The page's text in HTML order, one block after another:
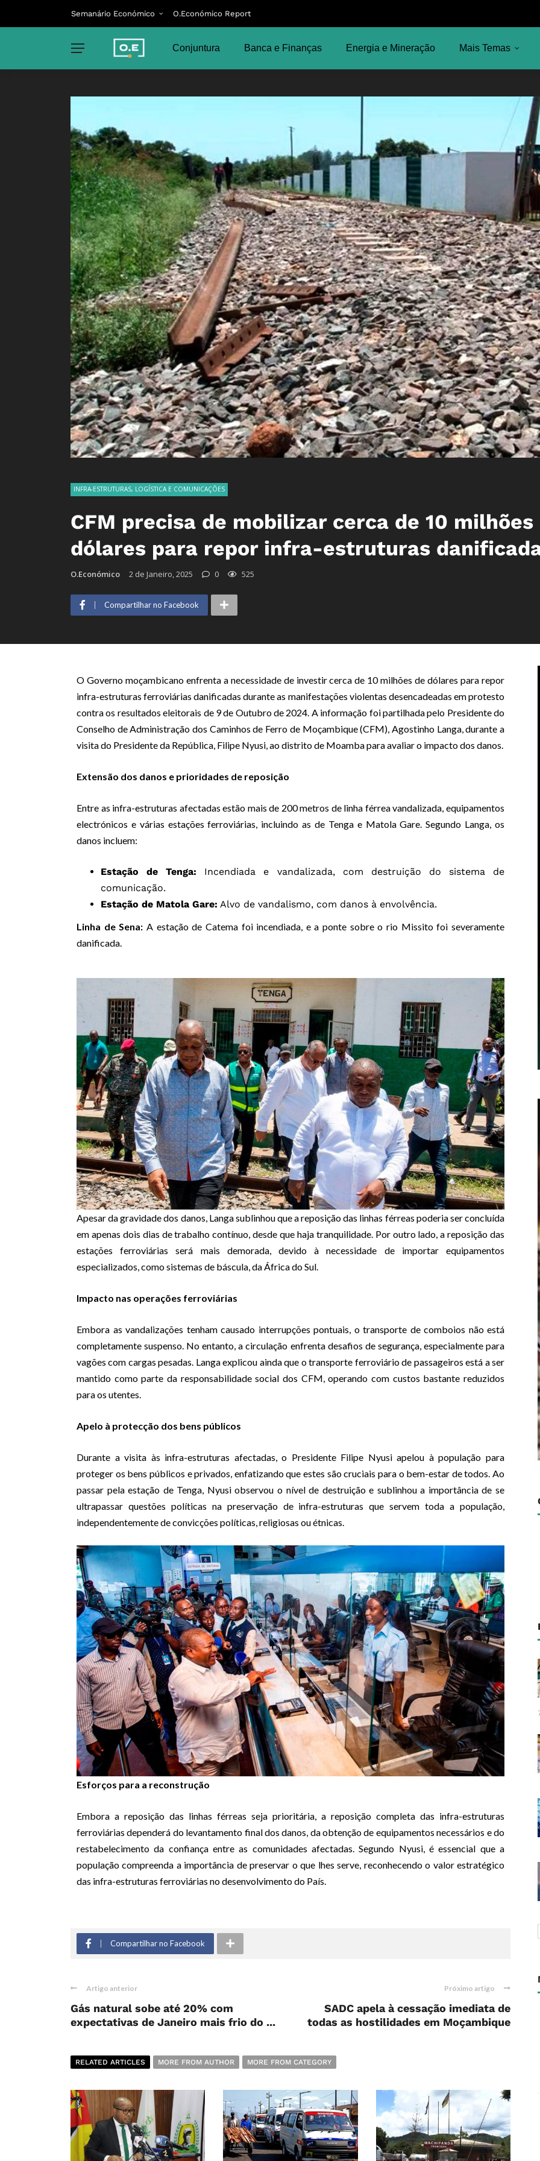
Semanário Económico O.Económico Report
Conjuntura Banca e Finanças Energia e Mineração Mais Temas
INFRA-ESTRUTURAS, LOGÍSTICA E COMUNICAÇÕES
CFM precisa de mobilizar cerca de 10 milhões
dólares para repor infra-estruturas
O.Económico 2 de Janeiro, 2025 0 525
Compartilhar no Facebook
O Governo moçambicano enfrenta a necessidade de investir cerca de 10 milhões de dólares para repor
infra-estruturas ferroviárias danificadas durante as manifestações violentas desencadeadas em protesto
contra os resultados eleitorais de 9 de Outubro de 2024. A informação foi partilhada pelo Presidente do
Conselho de Administração dos Caminhos de Ferro de Moçambique (CFM), Agostinho Langa, durante a
visita do Presidente da República, Filipe Nyusi, ao distrito de Moamba para avaliar o impacto dos danos.
Extensão dos danos e prioridades de reposição
Entre as infra-estruturas afectadas estão mais de 200 metros de linha férrea vandalizada, equipamentos
electrónicos e várias estações ferroviárias, incluindo as de Tenga e Matola Gare. Segundo Langa, os
danos incluem:
Estação de Tenga: Incendiada e vandalizada, com destruição do sistema de
comunicação.
Estação de Matola Gare: Alvo de vandalismo, com danos à envolvência.
Linha de Sena: A estação de Catema foi incendiada, e a ponte sobre o rio Missito foi severamente
danificada.
Apesar da gravidade dos danos, Langa sublinhou que a reposição das linhas férreas poderia ser concluída
em apenas dois dias de trabalho contínuo, desde que haja tranquilidade. Por outro lado, a reposição das
estações ferroviárias será mais demorada, devido à necessidade de importar equipamentos
especializados, como sistemas de báscula, da África do Sul.
Impacto nas operações ferroviárias
Embora as vandalizações tenham causado interrupções pontuais, o transporte de comboios não está
completamente suspenso. No entanto, a circulação enfrenta desafios de segurança, especialmente para
vagões com cargas pesadas. Langa explicou ainda que o transporte ferroviário de passageiros está a ser
mantido como parte da responsabilidade social dos CFM, operando com custos bastante reduzidos
para os utentes.
Apelo à protecção dos bens públicos
Durante a visita às infra-estruturas afectadas, o Presidente Filipe Nyusi apelou à população para
proteger os bens públicos e privados, enfatizando que estes são cruciais para o bem-estar de todos. Ao
passar pela estação de Tenga, Nyusi observou o nível de destruição e sublinhou a importância de se
ultrapassar questões políticas na preservação de infra-estruturas que servem toda a população,
independentemente de convicções políticas, religiosas ou étnicas.
Esforços para a reconstrução
Embora a reposição das linhas férreas seja prioritária, a reposição completa das infra-estruturas
ferroviárias dependerá do levantamento final dos danos, da obtenção de equipamentos necessários e do
restabelecimento da confiança entre as comunidades afectadas. Segundo Nyusi, é essencial que a
população compreenda a importância de preservar o que lhes serve, reconhecendo o valor estratégico
das infra-estruturas ferroviárias no desenvolvimento do País.
Compartilhar no Facebook
Artigo anterior
Gás natural sobe até 20% com
expectativas de Janeiro mais frio do ...
Próximo artigo
SADC apela à cessação imediata de
todas as hostilidades em Moçambique
RELATED ARTICLES MORE FROM AUTHOR MORE FROM CATEGORY